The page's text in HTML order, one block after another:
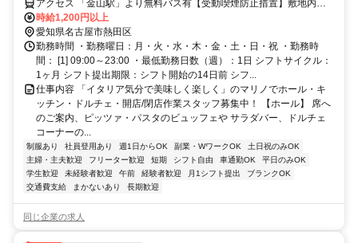
アクセス 「金山駅」より無料バス有【受動喫煙防止措置】敷地内禁
煙 （喫煙所/勤務地により異なる）
時給1,200円以上
愛知県名古屋市熱田区
勤務時間 ・勤務曜日：月・火・水・木・金・土・日・祝 ・勤務時
間： [1] 09:00～23:00 ・最低勤務日数（週）：1日 シフトサイクル：
1ヶ月 シフト提出期限：シフト開始の14日前 シフ...
仕事内容 「イタリア気分で美味しく楽しく」のマリノでホール・キ
ッチン・ドルチェ・開店/閉店作業スタッフ募集中！ 【ホール】 席へ
のご案内、ピッツァ・パスタのビュッフェや サラダバー、ドルチェ
コーナーの...
制服あり 社員登用あり 週1日からOK 副業・WワークOK
土日祝のみOK
主婦・主夫歓迎
フリーター歓迎 短期 シフト自由 車通勤OK
平日のみOK
学生歓迎
未経験者歓迎 午前 経験者歓迎 月1シフト提出
ブランクOK
交通費支給
まかないあり 長期歓迎
同じ企業の求人